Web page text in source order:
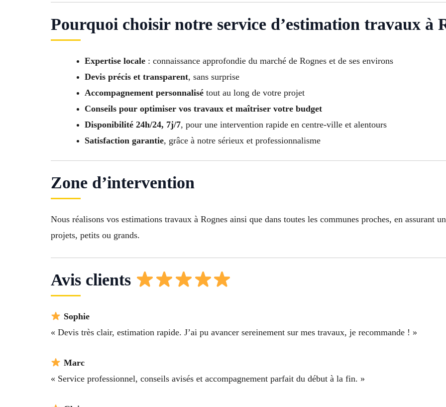
Pourquoi choisir notre service d’estimation travaux à
Expertise locale : connaissance approfondie du marché de Rognes et de ses environs
Devis précis et transparent, sans surprise
Accompagnement personnalisé tout au long de votre projet
Conseils pour optimiser vos travaux et maîtriser votre budget
Disponibilité 24h/24, 7j/7, pour une intervention rapide en centre-ville et alentours
Satisfaction garantie, grâce à notre sérieux et professionnalisme
Zone d’intervention
Nous réalisons vos estimations travaux à Rognes ainsi que dans toutes les communes proches, en assurant
projets, petits ou grands.
Avis clients
Sophie
« Devis très clair, estimation rapide. J’ai pu avancer sereinement sur mes travaux, je recommande ! »
Marc
« Service professionnel, conseils avisés et accompagnement parfait du début à la fin. »